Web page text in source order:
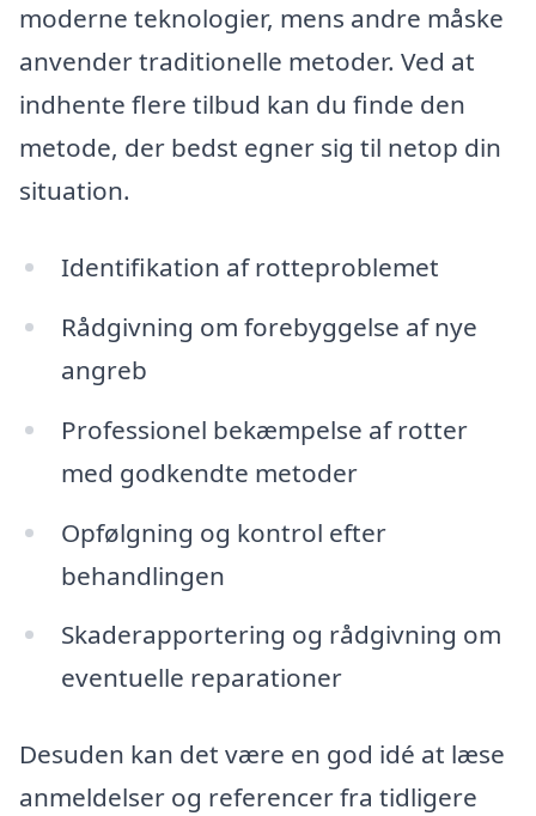
moderne teknologier, mens andre måske
anvender traditionelle metoder. Ved at
indhente flere tilbud kan du finde den
metode, der bedst egner sig til netop din
situation.
Identifikation af rotteproblemet
Rådgivning om forebyggelse af nye
angreb
Professionel bekæmpelse af rotter
med godkendte metoder
Opfølgning og kontrol efter
behandlingen
Skaderapportering og rådgivning om
eventuelle reparationer
Desuden kan det være en god idé at læse
anmeldelser og referencer fra tidligere